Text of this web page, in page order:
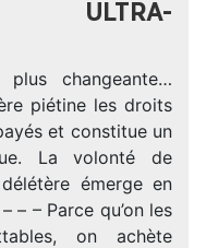
changeante…
piétine les droits
et constitue un
La volonté de
émerge en
– – Parce qu’on les
on achète